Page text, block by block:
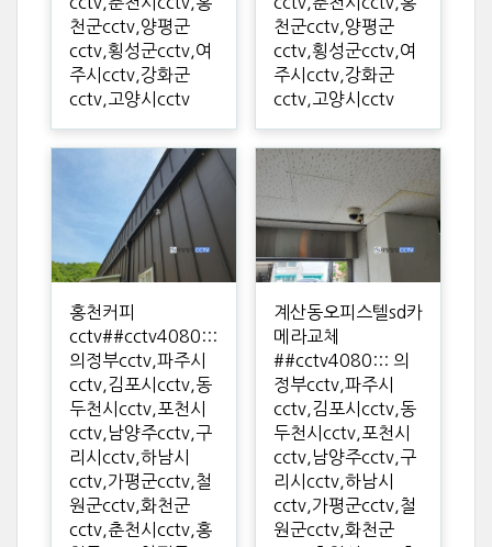
천군cctv,양평군
cctv,횡성군cctv,여
주시cctv,강화군
cctv,고양시cctv
천군cctv,양평군
cctv,횡성군cctv,여
주시cctv,강화군
cctv,고양시cctv
홍천커피
cctv##cctv4080:::
의정부cctv,파주시
cctv,김포시cctv,동
두천시cctv,포천시
cctv,남양주cctv,구
리시cctv,하남시
cctv,가평군cctv,철
원군cctv,화천군
cctv,춘천시cctv,홍
계산동오피스텔sd카
메라교체
##cctv4080::: 의
정부cctv,파주시
cctv,김포시cctv,동
두천시cctv,포천시
cctv,남양주cctv,구
리시cctv,하남시
cctv,가평군cctv,철
원군cctv,화천군